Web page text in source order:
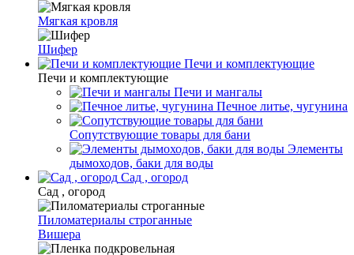
Мягкая кровля
Шифер
Печи и комплектующие
Печи и комплектующие
Печи и мангалы
Печное литье, чугунина
Сопутствующие товары для бани
Элементы
дымоходов, баки для воды
Сад , огород
Сад , огород
Пиломатериалы строганные
Вишера